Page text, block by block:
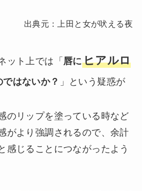
出典元：上田と女が吠える夜
ット上では「 唇にヒアルロ
はないか？ 」という疑惑が
のリップを塗っている時など
がより強調されるので、余計
感じることにつながったよう